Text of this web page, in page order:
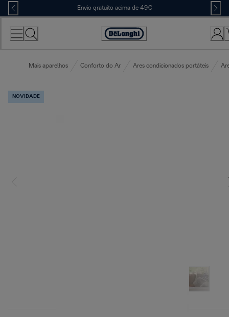
Skip
to
Content
Envio gratuito acima de 49€
Accessibility
Mais aparelhos Conforto do Ar Ares condicionados portáteis
NOVIDADE